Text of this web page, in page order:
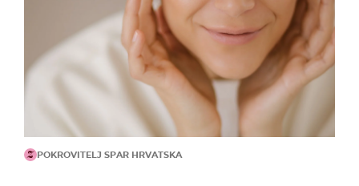
POKROVITELJ SPAR HRVATSKA